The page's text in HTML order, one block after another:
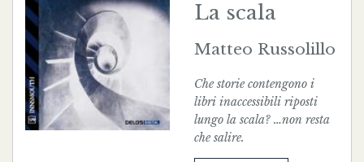
La scala
Matteo Russolillo
Che storie contengono i
libri inaccessibili riposti
lungo la scala? …non resta
che salire.